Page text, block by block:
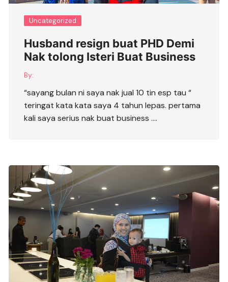
Uncategorized
Husband resign buat PHD Demi
Nak tolong Isteri Buat Business
By:
“sayang bulan ni saya nak jual 10 tin esp tau “
teringat kata kata saya 4 tahun lepas. pertama
kali saya serius nak buat business ….